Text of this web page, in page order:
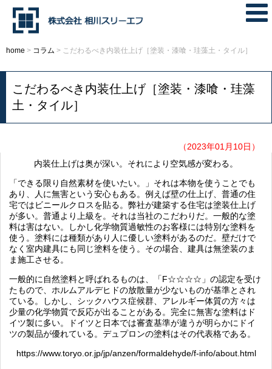
home > コラム > こだわるべき内装仕上げ［塗装・漆喰・珪藻土・タイル］
こだわるべき内装仕上げ［塗装・漆喰・珪藻
土・タイル］
（2023年01月10日）
内装仕上げは奥が深い。それにより空気感が変わる。
「できる限り自然素材を使いたい。」それは本物を使うことでも
あり、人に無害という安心もある。例えば壁の仕上げ、普通の住
宅ではビニールクロスを貼る。弊社が建築する住宅は塗装仕上げ
が多い。普通より上級を。それは当社のこだわりだ。一般的な塗
料は害はない。しかし化学物質過敏性のお客様には特別な塗料を
使う。塗料には種類があり人に優しい塗料があるのだ。壁だけで
なく室内建具にも同じ塗料を使う。その場合、建具は無塗装のま
ま施工させる。
一般的に自然塗料と呼ばれるものは、「F☆☆☆☆ 」の認定を受け
たもので、ホルムアルデヒドの放散量が少ないものが基準とされ
ている。しかし、シックハウス症候群、アレルギー体質の方々は
少量の化学物質で反応が出ることがある。完全に無害な塗料はド
イツ製に多い。ドイツと日本では審査基準が違うが明らかにドイ
ツの製品が優れている。デュプロンの塗料はその代表格である。
https://www.toryo.or.jp/jp/anzen/formaldehyde/f-info/about.html